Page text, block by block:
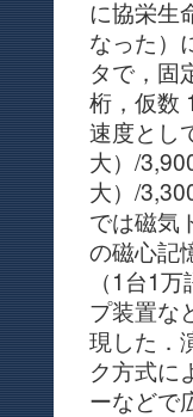
に協栄生
なった）
タで，固
桁，仮数
速度とし
大）/
大）/
では磁気
の磁心記
（1台1
プ装置な
現した．
ク方式に
ーなどで